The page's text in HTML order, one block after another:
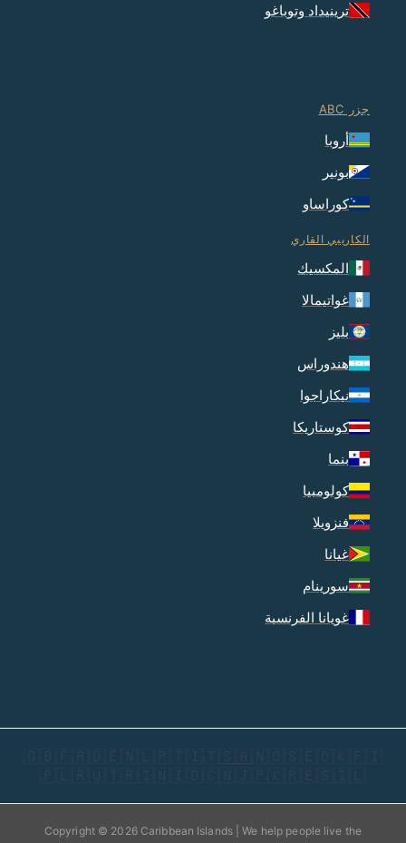
ترينيداد وتوباغو
جزر ABC
أروبا
بونير
كوراساو
الكاريبي القاري
المكسيك
غواتيمالا
بليز
هندوراس
نيكاراجوا
كوستاريكا
بنما
كولومبيا
فنزويلا
غيانا
سورينام
غويانا الفرنسية
🇬🇧 🇫🇷 🇩🇪 🇳🇱 🇵🇹 🇮🇹 🇸🇦 🇳🇴 🇸🇪 🇩🇰 🇫🇮
🇵🇱 🇷🇺 🇹🇷 🇮🇳 🇮🇩 🇨🇳 🇯🇵 🇰🇷 🇪🇸 🇮🇱
Copyright © 2026 Caribbean Islands | We help people live the